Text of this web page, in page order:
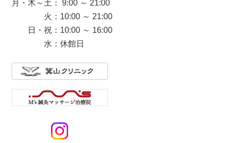
月・木～土： 9:00 ～ 21:00
火：10:00 ～ 21:00
日・祝：10:00 ～ 16:00
水：休館日